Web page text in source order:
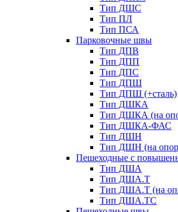
Тип ДШС
Тип ПЛ
Тип ПСА
Парковочные швы
Тип ДПВ
Тип ДПП
Тип ДПС
Тип ДПШ
Тип ДПШ (+сталь)
Тип ДШКА
Тип ДШКА (на
Тип ДШКА-ФАС
Тип ДШН
Тип ДШН (на
Пешеходные с
Тип ДША
Тип ДША.Т
Тип ДША.Т (на
Тип ДША.ТС